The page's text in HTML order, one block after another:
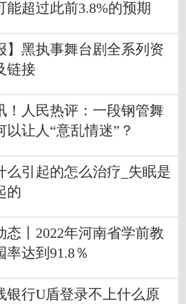
能超过此前3.8%的预期
】黑执事舞台剧全系列资
链接
！人民热评：一段钢管舞
以让人“意乱情迷”？
么引起的怎么治疗_失眠是
的
态丨2022年河南省学前教
率达到91.8％
银行U盾登录不上什么原